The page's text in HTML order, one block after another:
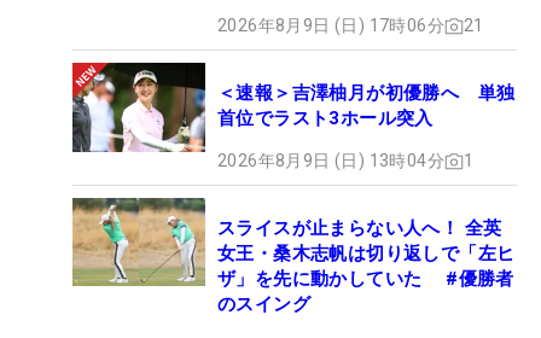
2026年8月9日 (日) 17時06分 21
＜速報＞吉澤柚月が初優勝へ 単独
首位でラスト3ホール突入
2026年8月9日 (日) 13時04分 1
スライスが止まらない人へ！ 全英
女王・桑木志帆は切り返しで「左ヒ
ザ」を先に動かしていた #優勝者
のスイング